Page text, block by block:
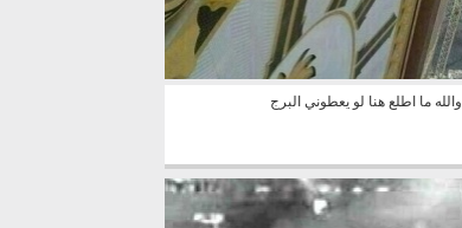
والله ما اطلع هنا لو يعطوني البرج